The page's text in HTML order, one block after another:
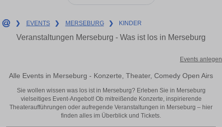
❯ EVENTS ❯ MERSEBURG ❯ KINDER
Veranstaltungen Merseburg - Was ist los in Merseburg
Events anlegen
Alle Events in Merseburg - Konzerte, Theater, Comedy Open Airs
Sie wollen wissen was los ist in Merseburg? Erleben Sie in Merseburg
vielseitiges Event-Angebot! Ob mitreißende Konzerte, inspirierende
Theateraufführungen oder aufregende Veranstaltungen in Merseburg – hier
finden alles im Überblick und Tickets.